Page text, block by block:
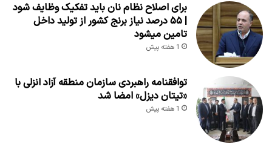
برای اصلاح نظام نان باید تفکیک وظایف شود
| ۵۵ درصد نیاز برنج کشور از تولید داخل
تامین میشود
1 هفته پیش
توافقنامه راهبردی سازمان منطقه آزاد انزلی با
«تیتان دیزل» امضا شد
1 هفته پیش